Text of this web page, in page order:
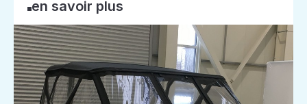
en savoir plus